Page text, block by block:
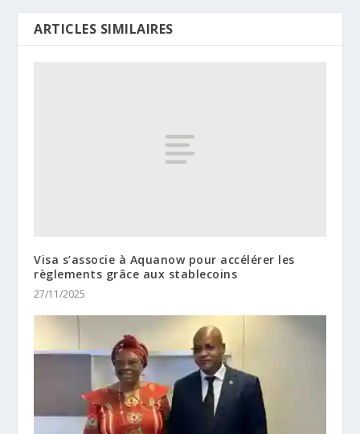
ARTICLES SIMILAIRES
Visa s’associe à Aquanow pour accélérer les
règlements grâce aux stablecoins
27/11/2025